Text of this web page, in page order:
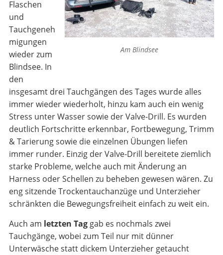
Am Blindsee
Flaschen
und
Tauchgeneh
migungen
wieder zum
Blindsee. In
den
insgesamt drei Tauchgängen des Tages wurde alles
immer wieder wiederholt, hinzu kam auch ein wenig
Stress unter Wasser sowie der Valve-Drill. Es wurden
deutlich Fortschritte erkennbar, Fortbewegung, Trimm
& Tarierung sowie die einzelnen Übungen liefen
immer runder. Einzig der Valve-Drill bereitete ziemlich
starke Probleme, welche auch mit Änderung an
Harness oder Schellen zu beheben gewesen wären. Zu
eng sitzende Trockentauchanzüge und Unterzieher
schränkten die Bewegungsfreiheit einfach zu weit ein.
Auch am letzten Taggab es nochmals zwei
Tauchgänge, wobei zum Teil nur mit dünner
Unterwäsche statt dickem Unterzieher getaucht